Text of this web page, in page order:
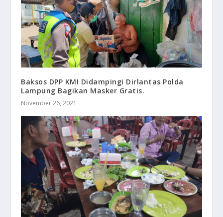
Baksos DPP KMI Didampingi Dirlantas Polda
Lampung Bagikan Masker Gratis.
November 26, 2021